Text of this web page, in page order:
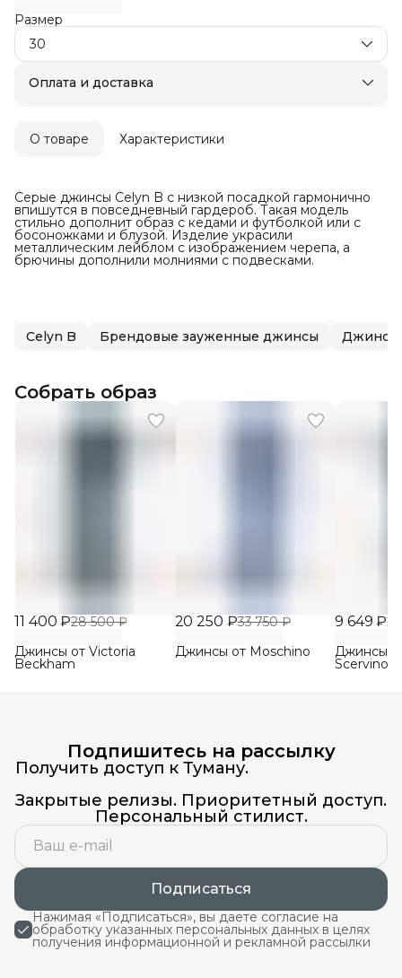
Размер
30
Оплата и доставка
Оплата после примерки
О товаре Характеристики
Серые джинсы Celyn B с низкой посадкой гармонично
впишутся в повседневный гардероб. Такая модель
стильно дополнит образ с кедами и футболкой или с
босоножками и блузой. Изделие украсили
металлическим лейблом с изображением черепа, а
брючины дополнили молниями с подвесками.
Celyn B Брендовые зауженные джинсы Джинсы
Собрать образ
11 400 ₽28 500 ₽
Джинсы от Victoria
Beckham
20 250 ₽33 750 ₽
Джинсы от Moschino
9 649 ₽
Джинсы
Scervino
Подпишитесь на рассылку
Получить доступ к Туману.
Закрытые релизы. Приоритетный доступ.
Персональный стилист.
Подписаться
Нажимая «Подписаться», вы даете согласие на
обработку указанных персональных данных в целях
получения информационной и рекламной рассылки